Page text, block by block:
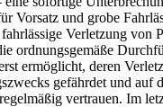
Vorsatz und grobe
Verletzung von
ordnungsgemäße
ermöglicht, deren
gefährdet und auf
vertrauen. Im